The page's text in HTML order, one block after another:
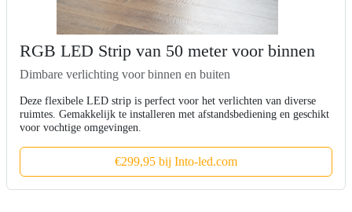
RGB LED Strip van 50 meter voor binnen
Dimbare verlichting voor binnen en buiten
Deze flexibele LED strip is perfect voor het verlichten van diverse
ruimtes. Gemakkelijk te installeren met afstandsbediening en geschikt
voor vochtige omgevingen.
€299,95 bij Into-led.com